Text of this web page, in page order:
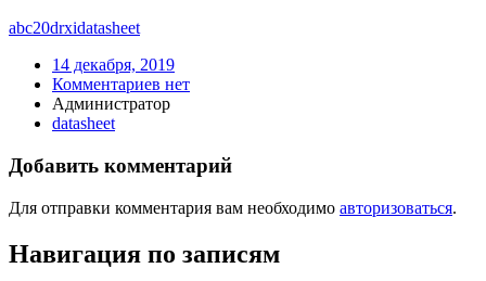
abc20drxidatasheet
14 декабря, 2019
Комментариев нет
Администратор
datasheet
Добавить комментарий
Для отправки комментария вам необходимо авторизоваться.
Навигация по записям